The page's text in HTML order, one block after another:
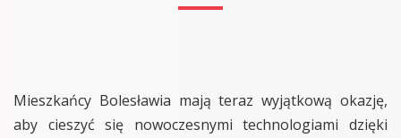
Mieszkańcy Bolesławia mają teraz wyjątkową okazję,
aby cieszyć się nowoczesnymi technologiami dzięki